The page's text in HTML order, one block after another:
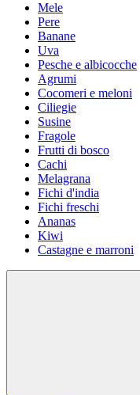
Mele
Pere
Banane
Uva
Pesche e albicocche
Agrumi
Cocomeri e meloni
Ciliegie
Susine
Fragole
Frutti di bosco
Cachi
Melagrana
Fichi d'india
Fichi freschi
Ananas
Kiwi
Castagne e marroni